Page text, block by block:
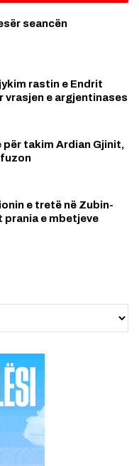
seancën
rastin e Endrit
vrasjen e argjentinases
takim Ardian Gjinit,
e tretë në Zubin-
e mbetjeve